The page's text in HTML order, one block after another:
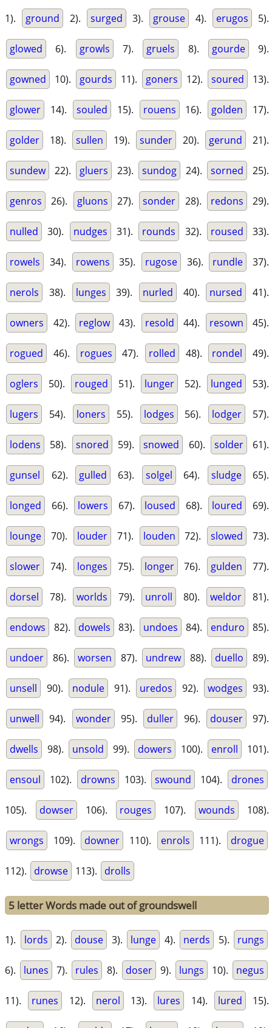
1). ground 2). surged 3). grouse 4). erugos 5).
glowed 6). growls 7). gruels 8). gourde 9).
gowned 10). gourds 11). goners 12). soured 13).
glower 14). souled 15). rouens 16). golden 17).
golder 18). sullen 19). sunder 20). gerund 21).
sundew 22). gluers 23). sundog 24). sorned 25).
genros 26). gluons 27). sonder 28). redons 29).
nulled 30). nudges 31). rounds 32). roused 33).
rowels 34). rowens 35). rugose 36). rundle 37).
nerols 38). lunges 39). nurled 40). nursed 41).
owners 42). reglow 43). resold 44). resown 45).
rogued 46). rogues 47). rolled 48). rondel 49).
oglers 50). rouged 51). lunger 52). lunged 53).
lugers 54). loners 55). lodges 56). lodger 57).
lodens 58). snored 59). snowed 60). solder 61).
gunsel 62). gulled 63). solgel 64). sludge 65).
longed 66). lowers 67). loused 68). loured 69).
lounge 70). louder 71). louden 72). slowed 73).
slower 74). longes 75). longer 76). gulden 77).
dorsel 78). worlds 79). unroll 80). weldor 81).
endows 82). dowels 83). undoes 84). enduro 85).
undoer 86). worsen 87). undrew 88). duello 89).
unsell 90). nodule 91). uredos 92). wodges 93).
unwell 94). wonder 95). duller 96). douser 97).
dwells 98). unsold 99). dowers 100). enroll 101).
ensoul 102). drowns 103). swound 104). drones
105). dowser 106). rouges 107). wounds 108).
wrongs 109). downer 110). enrols 111). drogue
112). drowse 113). drolls
5 letter Words made out of groundswell
1). lords 2). douse 3). lunge 4). nerds 5). rungs
6). lunes 7). rules 8). doser 9). lungs 10). negus
11). runes 12). nerol 13). lures 14). lured 15).